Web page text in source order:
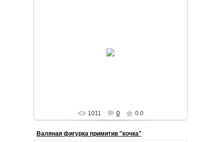
Валяная из шерсти фигурка примитив
1011 0 0.0
Валяная фигурка примитив "кочка"